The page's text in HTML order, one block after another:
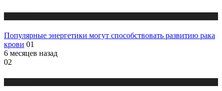
Популярные энергетики могут способствовать развитию рака
крови 01
6 месяцев назад
02